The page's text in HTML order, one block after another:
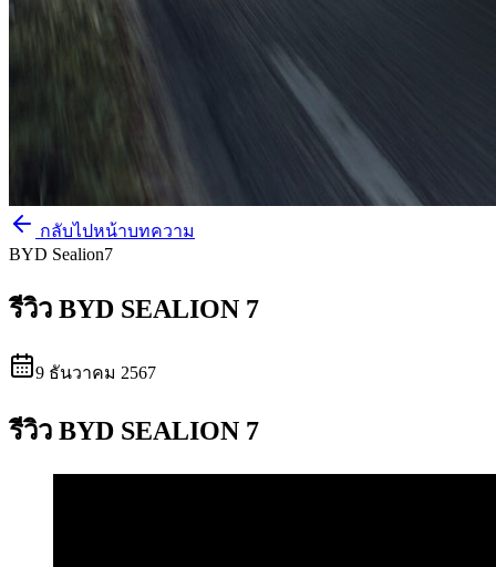
กลับไปหน้าบทความ
BYD Sealion7
รีวิว BYD SEALION 7
9 ธันวาคม 2567
รีวิว BYD SEALION 7